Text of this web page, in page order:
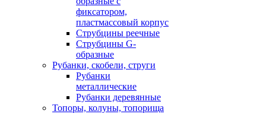
фиксатором,
пластмассовый корпус
Струбцины реечные
Струбцины G-
образные
Рубанки, скобели, струги
Рубанки
металлические
Рубанки деревянные
Топоры, колуны, топорища